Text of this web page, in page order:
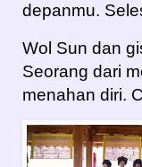
depanmu.
Wol Sun dan
Seorang dari
menahan diri.